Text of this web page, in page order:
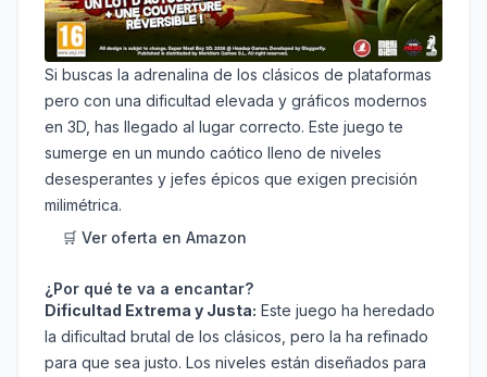
Si buscas la adrenalina de los clásicos de plataformas
pero con una dificultad elevada y gráficos modernos
en 3D, has llegado al lugar correcto. Este juego te
sumerge en un mundo caótico lleno de niveles
desesperantes y jefes épicos que exigen precisión
milimétrica.
🛒 Ver oferta en Amazon
¿Por qué te va a encantar?
Dificultad Extrema y Justa: Este juego ha heredado
la dificultad brutal de los clásicos, pero la ha refinado
para que sea justo. Los niveles están diseñados para